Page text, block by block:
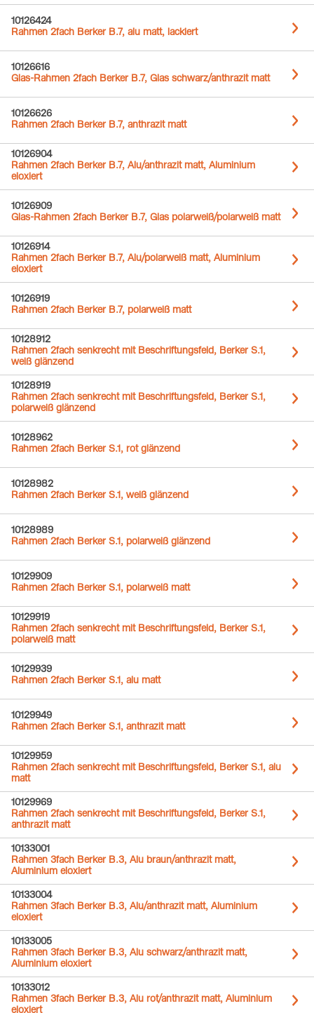
10126424
Rahmen 2fach Berker B.7, alu matt, lackiert
10126616
Glas-Rahmen 2fach Berker B.7, Glas schwarz/anthrazit matt
10126626
Rahmen 2fach Berker B.7, anthrazit matt
10126904
Rahmen 2fach Berker B.7, Alu/anthrazit matt, Aluminium
eloxiert
10126909
Glas-Rahmen 2fach Berker B.7, Glas polarweiß/polarweiß matt
10126914
Rahmen 2fach Berker B.7, Alu/polarweiß matt, Aluminium
eloxiert
10126919
Rahmen 2fach Berker B.7, polarweiß matt
10128912
Rahmen 2fach senkrecht mit Beschriftungsfeld, Berker S.1,
weiß glänzend
10128919
Rahmen 2fach senkrecht mit Beschriftungsfeld, Berker S.1,
polarweiß glänzend
10128962
Rahmen 2fach Berker S.1, rot glänzend
10128982
Rahmen 2fach Berker S.1, weiß glänzend
10128989
Rahmen 2fach Berker S.1, polarweiß glänzend
10129909
Rahmen 2fach Berker S.1, polarweiß matt
10129919
Rahmen 2fach senkrecht mit Beschriftungsfeld, Berker S.1,
polarweiß matt
10129939
Rahmen 2fach Berker S.1, alu matt
10129949
Rahmen 2fach Berker S.1, anthrazit matt
10129959
Rahmen 2fach senkrecht mit Beschriftungsfeld, Berker S.1, alu
matt
10129969
Rahmen 2fach senkrecht mit Beschriftungsfeld, Berker S.1,
anthrazit matt
10133001
Rahmen 3fach Berker B.3, Alu braun/anthrazit matt,
Aluminium eloxiert
10133004
Rahmen 3fach Berker B.3, Alu/anthrazit matt, Aluminium
eloxiert
10133005
Rahmen 3fach Berker B.3, Alu schwarz/anthrazit matt,
Aluminium eloxiert
10133012
Rahmen 3fach Berker B.3, Alu rot/anthrazit matt, Aluminium
eloxiert